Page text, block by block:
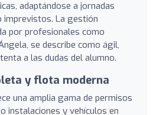
adaptándose a jornadas
imprevistos. La gestión
por profesionales como
se describe como ágil,
a las dudas del alumno.
y flota moderna
una amplia gama de permisos
instalaciones y vehículos en